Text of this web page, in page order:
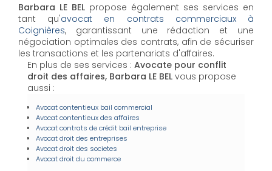
Barbara LE BEL propose également ses services en
tant qu'avocat en contrats commerciaux à
Coignières, garantissant une rédaction et une
négociation optimales des contrats, afin de sécuriser
les transactions et les partenariats d'affaires.
En plus de ses services : Avocate pour conflit
droit des affaires, Barbara LE BEL vous propose
aussi :
Avocat contentieux bail commercial
Avocat contentieux des affaires
Avocat contrats de crédit bail entreprise
Avocat droit des entreprises
Avocat droit des societes
Avocat droit du commerce